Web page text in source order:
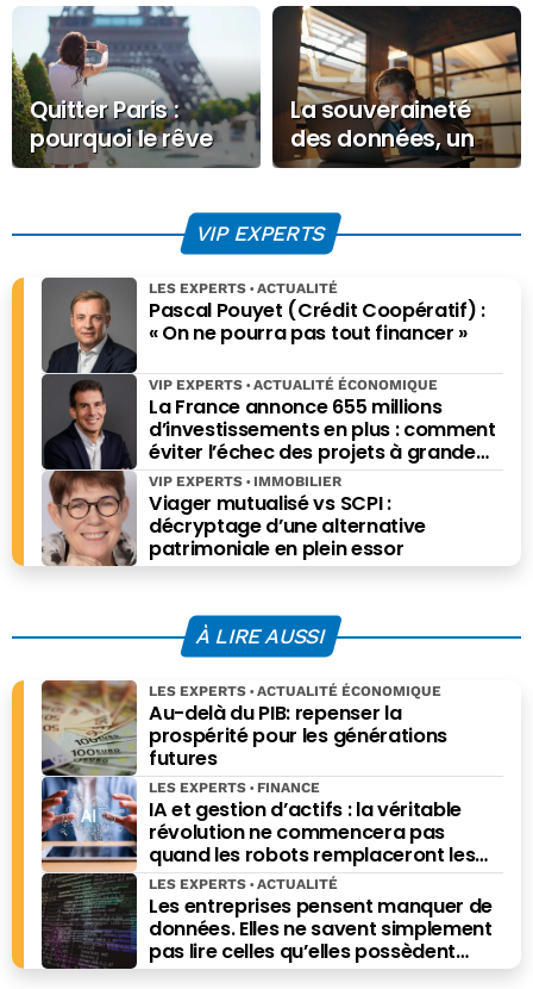
Quitter Paris :
pourquoi le rêve
de la maison à
complexe qu’il n’y
paraît
La souveraineté
des données, un
impératif
les CRM en 2026
VIP EXPERTS
Pascal Pouyet (Crédit Coopératif) :
« On ne pourra pas tout financer »
LES EXPERTS ACTUALITÉ
La France annonce 655 millions
d’investissements en plus : comment
éviter l’échec des projets à grande
échelle ?
VIP EXPERTS ACTUALITÉ ÉCONOMIQUE
Viager mutualisé vs SCPI :
décryptage d’une alternative
patrimoniale en plein essor
VIP EXPERTS IMMOBILIER
À LIRE AUSSI
Au-delà du PIB: repenser la
prospérité pour les générations
futures
LES EXPERTS ACTUALITÉ ÉCONOMIQUE
IA et gestion d’actifs : la véritable
révolution ne commencera pas
quand les robots remplaceront les
financiers. Elle commencera quand ils
prendront les meilleures décisions.
LES EXPERTS FINANCE
Les entreprises pensent manquer de
données. Elles ne savent simplement
pas lire celles qu’elles possèdent
déjà.
LES EXPERTS ACTUALITÉ